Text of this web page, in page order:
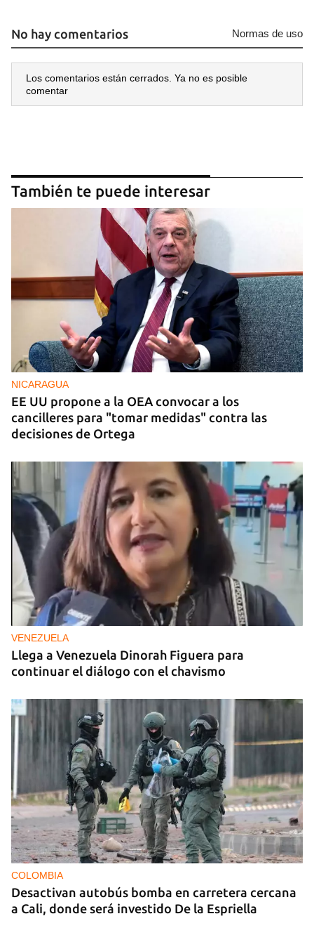
No hay comentarios Normas de uso
Los comentarios están cerrados. Ya no es posible
comentar
También te puede interesar
NICARAGUA
EE UU propone a la OEA convocar a los
cancilleres para "tomar medidas" contra las
decisiones de Ortega
VENEZUELA
Llega a Venezuela Dinorah Figuera para
continuar el diálogo con el chavismo
COLOMBIA
Desactivan autobús bomba en carretera cercana
a Cali, donde será investido De la Espriella